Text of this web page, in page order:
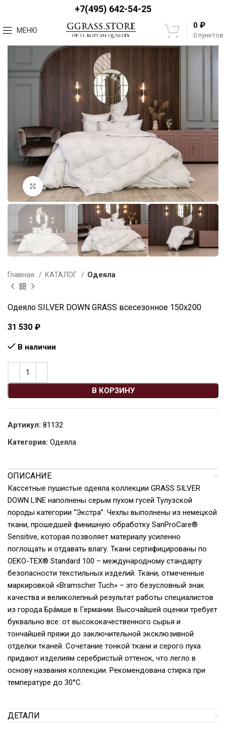
+7(495) 642-54-25
МЕНЮ
0 пунктов
0 ₽
Увеличить
Главная КАТАЛОГ Одеяла
Одеяло SILVER DOWN GRASS всесезонное 150х200
31 530 ₽
В наличии
В КОРЗИНУ
Артикул: 81132
Категория: Одеяла
ОПИСАНИЕ
Кассетные пушистые одеяла коллекции GRASS SILVER
DOWN LINE наполнены серым пухом гусей Тулузской
породы категории “Экстра”. Чехлы выполнены из немецкой
ткани, прошедшей финишную обработку SanProCare®
Sensitive, которая позволяет материалу усиленно
поглощать и отдавать влагу. Ткани сертифицированы по
OEKO-TEX® Standard 100 – международному стандарту
безопасности текстильных изделий. Ткани, отмеченные
маркировкой «Bramscher Tuch» – это безусловный знак
качества и великолепный результат работы специалистов
из города Бра́мше в Германии. Высочайшей оценки требует
буквально все: от высококачественного сырья и
тончайшей пряжи до заключительной эксклюзивной
отделки тканей. Сочетание тонкой ткани и серого пуха
придают изделиям серебристый оттенок, что легло в
основу названия коллекции. Рекомендована стирка при
температуре до 30°С.
ДЕТАЛИ